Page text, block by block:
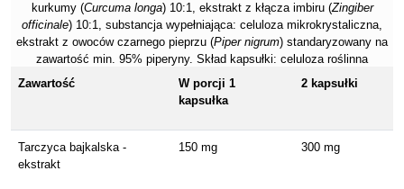
kurkumy (Curcuma longa) 10:1, ekstrakt z kłącza imbiru (Zingiber
officinale) 10:1, substancja wypełniająca: celuloza mikrokrystaliczna,
ekstrakt z owoców czarnego pieprzu (Piper nigrum) standaryzowany na
zawartość min. 95% piperyny. Skład kapsułki: celuloza roślinna
Zawartość
W porcji 1
kapsułka
2 kapsułki
Tarczyca bajkalska -
ekstrakt
150 mg 300 mg